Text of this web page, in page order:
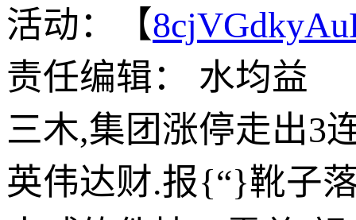
活动：【
责任编辑： 水均益
三木,集团涨停走出3
英伟达财.报{“}靴子